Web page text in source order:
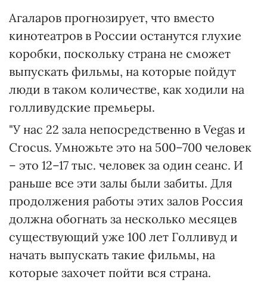
Агаларов прогнозирует, что вместо
кинотеатров в России останутся глухие
коробки, поскольку страна не сможет
выпускать фильмы, на которые пойдут
люди в таком количестве, как ходили на
голливудские премьеры.
"У нас 22 зала непосредственно в Vegas и
Crocus. Умножьте это на 500–700 человек
– это 12–17 тыс. человек за один сеанс. И
раньше все эти залы были забиты. Для
продолжения работы этих залов Россия
должна обогнать за несколько месяцев
существующий уже 100 лет Голливуд и
начать выпускать такие фильмы, на
которые захочет пойти вся страна.